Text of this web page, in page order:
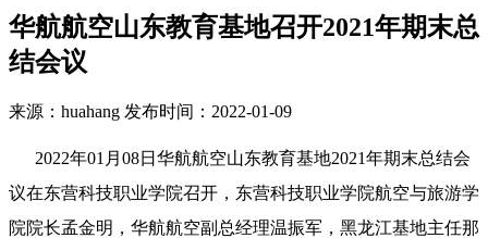
华航航空山东教育基地召开2021年期末总
结会议
来源：huahang 发布时间：2022-01-09
2022年01月08日华航航空山东教育基地2021年期末总结会
议在东营科技职业学院召开，东营科技职业学院航空与旅游学
院院长孟金明，华航航空副总经理温振军，黑龙江基地主任那